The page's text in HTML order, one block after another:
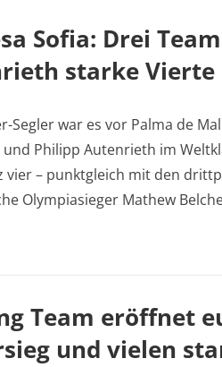
Sofia: Drei
starke Vierte
Segler war es vor Palma de
Philipp Autenrieth im
vier – punktgleich mit den
Olympiasieger Mathew
Team eröffnet
und vielen